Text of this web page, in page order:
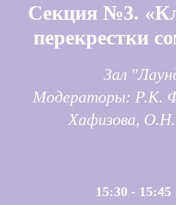
Секция №3.
перекрестки
Зал
Модераторы: Р.К.
Хафизова,
15:30 - 15:45